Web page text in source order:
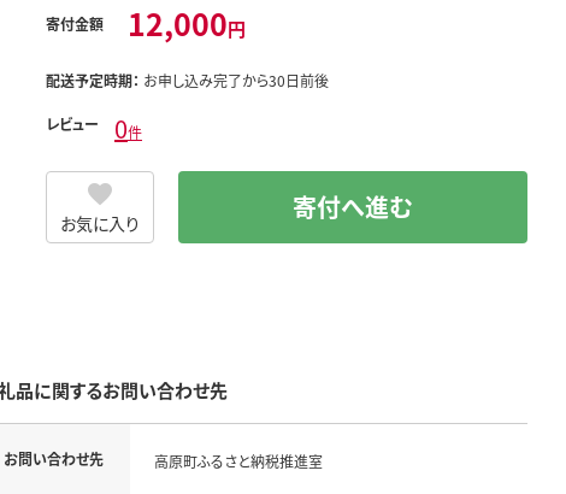
寄付金額 12,000円
配送予定時期： お申し込み完了から30日前後
レビュー 0件
お気に入り 寄付へ進む
品に関するお問い合わせ先
お問い合わせ先 高原町ふるさと納税推進室